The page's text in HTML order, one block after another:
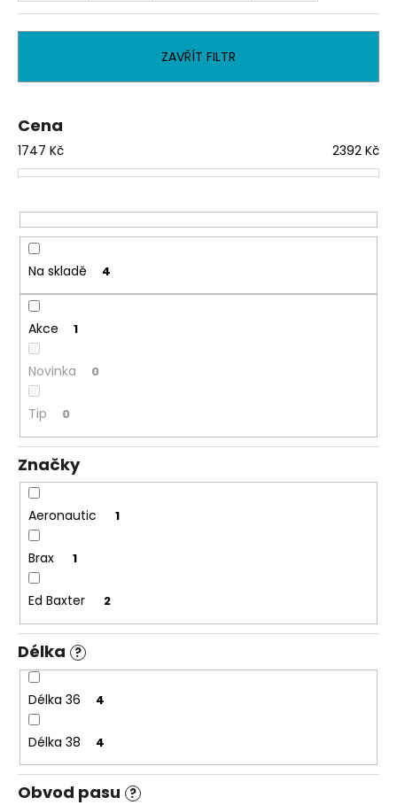
z
e
í
r
o
d
k
t
ů
ZAVŘÍT FILTR
Cena
1747 Kč 2392 Kč
Na skladě 4
Akce 1
Novinka 0
Tip 0
Značky
Aeronautic 1
Brax 1
Ed Baxter 2
Délka ?
Délka 36 4
Délka 38 4
Obvod pasu ?
HLEDAT
o
p
o
r
č
u
m
PÁNSKÉ
ČERNÉ
CHINOS
ED
BAXTER,
PRODLOUŽENÉ
1
799
Kč